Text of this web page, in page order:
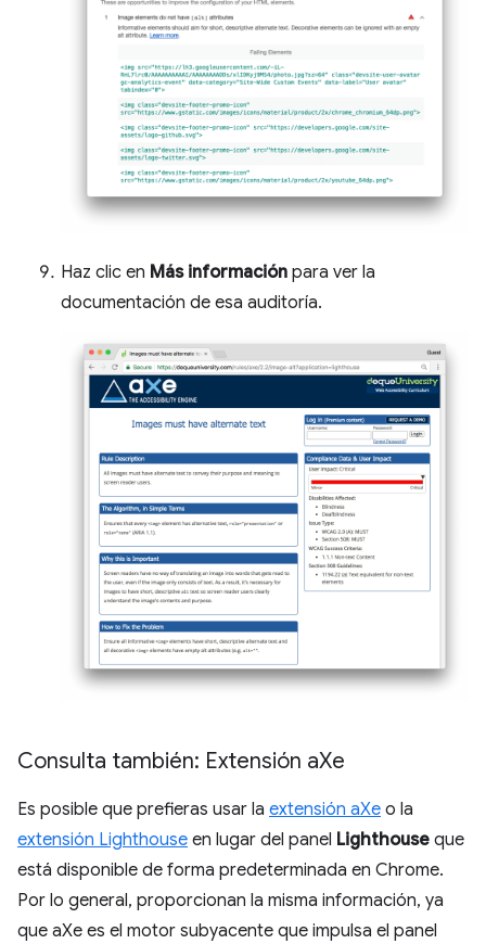
Haz clic en Más información para ver la
documentación de esa auditoría.
Consulta también: Extensión aXe
Es posible que prefieras usar la extensión aXe o la
extensión Lighthouse en lugar del panel Lighthouse que
está disponible de forma predeterminada en Chrome.
Por lo general, proporcionan la misma información, ya
que aXe es el motor subyacente que impulsa el panel